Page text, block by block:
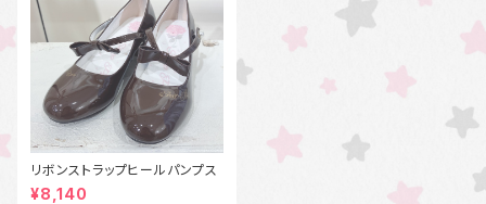
リボンストラップヒールパンプス
¥8,140